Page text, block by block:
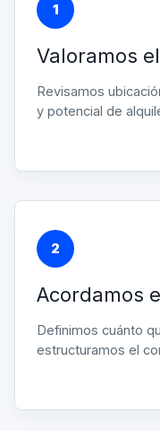
1
Valoramos
Revisamos
y potencial de
2
Acordamos
Definimos cuánto
estructuramos el